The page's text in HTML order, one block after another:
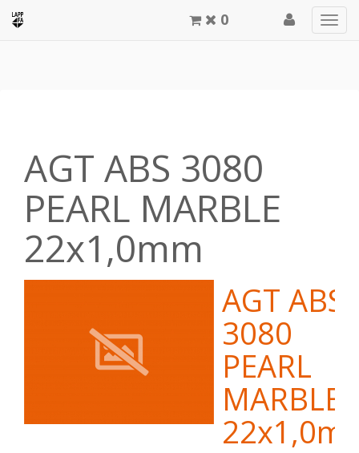
0
AGT ABS 3080
PEARL MARBLE
22x1,0mm
AGT ABS
3080
PEARL
MARBLE